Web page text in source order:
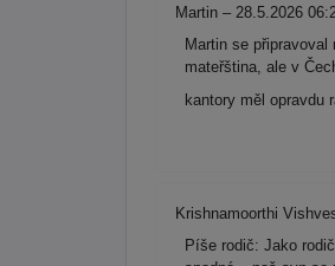
Martin – 28.5.2026
Martin se
mateřština, ale v
kantory měl opravdu
Krishnamoorthi
Píše rodič: Jako